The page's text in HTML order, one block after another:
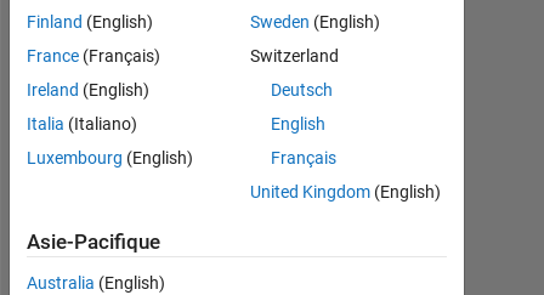
skill
Finland (English)
France (Français)
Ireland (English)
Italia (Italiano)
Luxembourg (English)
Sweden (English)
Switzerland
Deutsch
English
Français
United Kingdom(English)
Asie-Pacifique
Australia (English)